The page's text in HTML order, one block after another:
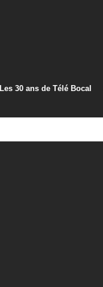
Les 30 ans de Télé Bocal